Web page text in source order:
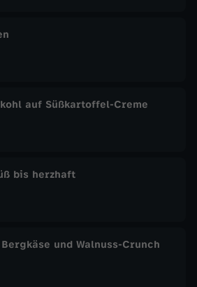
auf Süßkartoffel-Creme
bis herzhaft
und Walnuss-Crunch